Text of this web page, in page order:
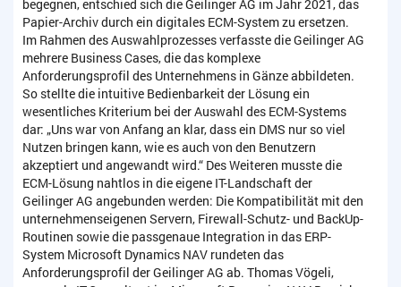
begegnen, entschied sich die Geilinger AG im Jahr 2021, das
Papier-Archiv durch ein digitales ECM-System zu ersetzen.
Im Rahmen des Auswahlprozesses verfasste die Geilinger AG
mehrere Business Cases, die das komplexe
Anforderungsprofil des Unternehmens in Gänze abbildeten.
So stellte die intuitive Bedienbarkeit der Lösung ein
wesentliches Kriterium bei der Auswahl des ECM-Systems
dar: „Uns war von Anfang an klar, dass ein DMS nur so viel
Nutzen bringen kann, wie es auch von den Benutzern
akzeptiert und angewandt wird.“ Des Weiteren musste die
ECM-Lösung nahtlos in die eigene IT-Landschaft der
Geilinger AG angebunden werden: Die Kompatibilität mit den
unternehmenseigenen Servern, Firewall-Schutz- und BackUp-
Routinen sowie die passgenaue Integration in das ERP-
System Microsoft Dynamics NAV rundeten das
Anforderungsprofil der Geilinger AG ab. Thomas Vögeli,